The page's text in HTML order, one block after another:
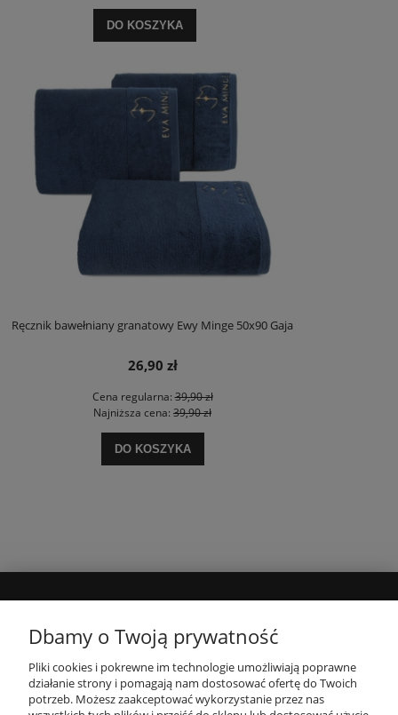
DO KOSZYKA
Ręcznik bawełniany granatowy Ewy Minge 50x90 Gaja
26,90 zł
Cena regularna:39,90 zł
Najniższa cena: 39,90 zł
DO KOSZYKA
INFORMACJE
Dbamy o Twoją prywatność
Pliki cookies i pokrewne im technologie umożliwiają poprawne
działanie strony i pomagają nam dostosować ofertę do Twoich
potrzeb. Możesz zaakceptować wykorzystanie przez nas